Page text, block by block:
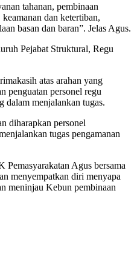
tahanan, pembinaan
dan ketertiban,
basan dan baran”. Jelas Agus.
Pejabat Struktural, Regu
atas arahan yang
penguatan personel regu
dalam menjalankan tugas.
diharapkan personel
tugas pengamanan
Pemasyarakatan Agus bersama
menyempatkan diri menyapa
meninjau Kebun pembinaan